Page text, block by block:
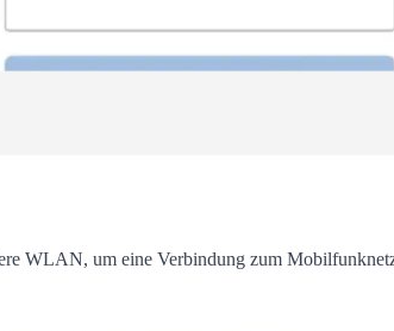
WLAN, um eine Verbindung zum